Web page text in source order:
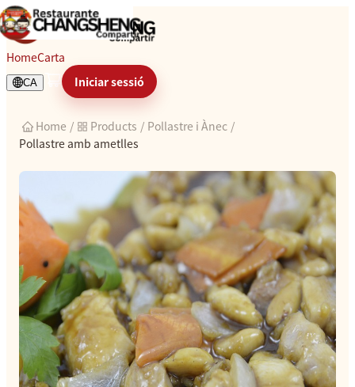
Pollastre amb ametlles
HomeCarta
CA Iniciar sessió
Home / Products / Pollastre i Ànec /
Pollastre amb ametlles